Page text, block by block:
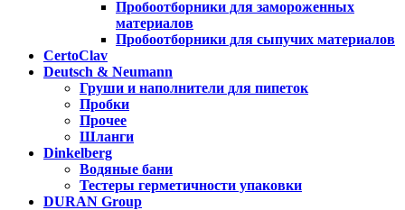
Пробоотборники для замороженных
материалов
Пробоотборники для сыпучих материалов
CertoClav
Deutsch & Neumann
Груши и наполнители для пипеток
Пробки
Прочее
Шланги
Dinkelberg
Водяные бани
Тестеры герметичности упаковки
DURAN Group